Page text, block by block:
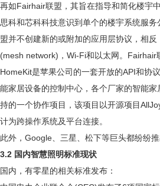
再如Fairhair联盟，其旨在指导和简化楼宇
思科和芯科科技意识到单个的楼宇系统服
盟并不创建新的或附加的应用层协议，相
(mesh network)，Wi-Fi和以太网。Fairhair
HomeKit是苹果公司的一套开放的API和协
能家居设备的控制中心，各个厂家的智能
持的一个协作项目，该项目以开源项目
计为跨操作系统及平台连接。
此外，Google、三星、松下等巨头都纷纷
3.2 国内智慧照明标准现状
国内，有零星的相关标准发布：